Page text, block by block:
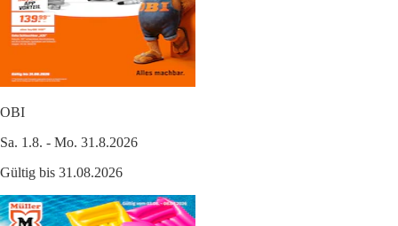
OBI
Sa. 1.8. - Mo. 31.8.2026
Gültig bis 31.08.2026